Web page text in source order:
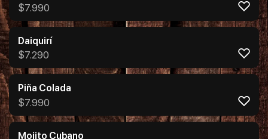
$7.990
Daiquirí
$7.290
Piña Colada
$7.990
Mojito Cubano